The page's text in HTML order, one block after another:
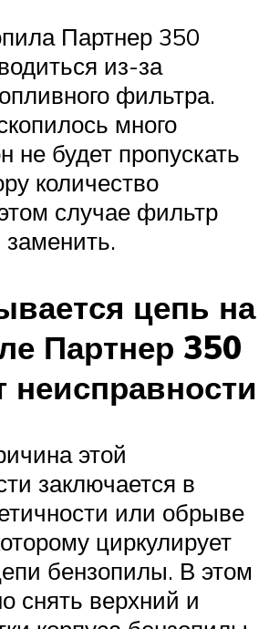
Партнер 350
из-за
фильтра.
много
не будет пропускать
количество
случае фильтр
заменить.
цепь на
Партнер 350
неисправности
этой
заключается в
или обрыве
циркулирует
бензопилы. В этом
снять верхний и